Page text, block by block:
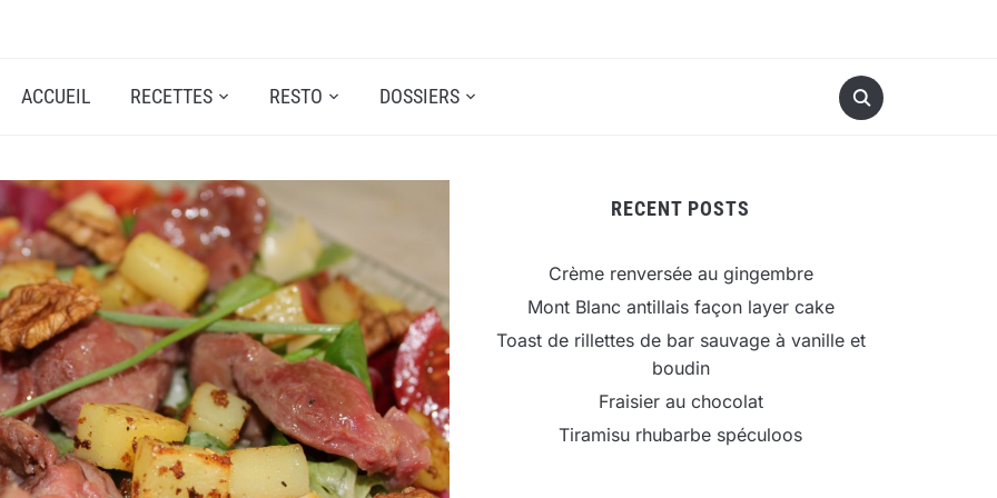
ACCUEIL RECETTES RESTO DOSSIERS
RECENT POSTS
Crème renversée au gingembre
Mont Blanc antillais façon layer cake
Toast de rillettes de bar sauvage à vanille et
boudin
Fraisier au chocolat
Tiramisu rhubarbe spéculoos